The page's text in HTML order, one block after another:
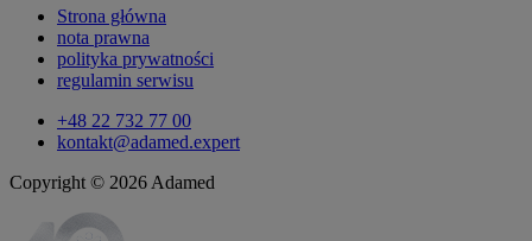
Strona główna
nota prawna
polityka prywatności
regulamin serwisu
+48 22 732 77 00
kontakt@adamed.expert
Copyright © 2026 Adamed